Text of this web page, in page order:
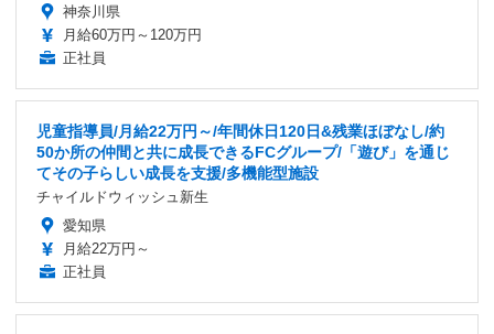
神奈川県
月給60万円～120万円
正社員
児童指導員/月給22万円～/年間休日120日&残業ほぼなし/約
50か所の仲間と共に成長できるFCグループ/「遊び」を通じ
てその子らしい成長を支援/多機能型施設
チャイルドウィッシュ新生
愛知県
月給22万円～
正社員